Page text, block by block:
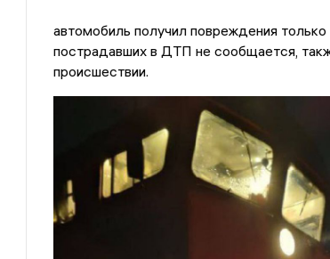
автомобиль получил повреждения
пострадавших в ДТП не сообщается,
происшествии.